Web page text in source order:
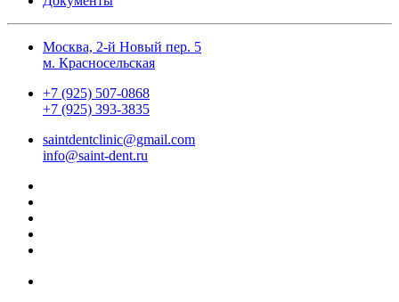
Москва, 2-й Новый пер. 5
м. Красносельская
+7 (925) 507-0868
+7 (925) 393-3835
saintdentclinic@gmail.com
info@saint-dent.ru